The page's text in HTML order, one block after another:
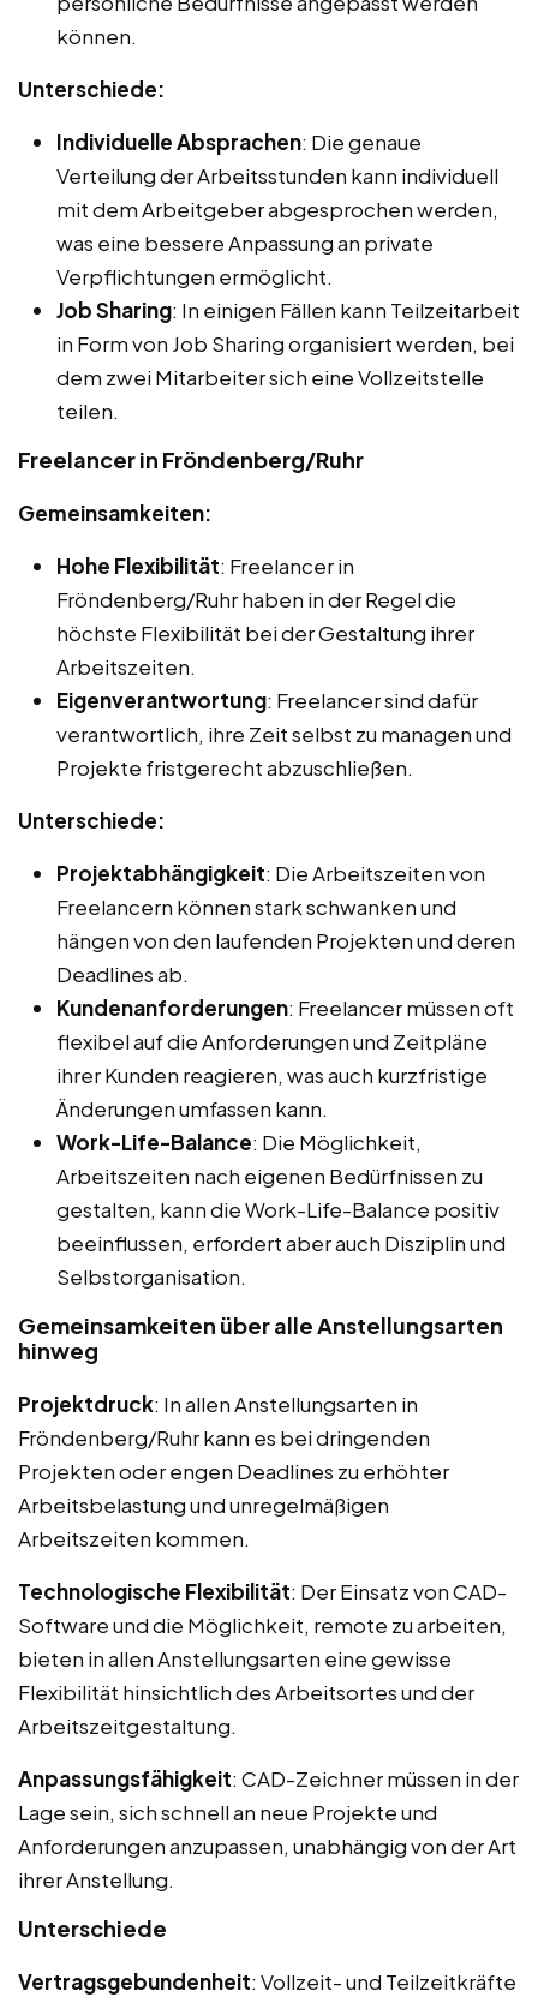
können.
Unterschiede:
Individuelle Absprachen: Die genaue
Verteilung der Arbeitsstunden kann individuell
mit dem Arbeitgeber abgesprochen werden,
was eine bessere Anpassung an private
Verpflichtungen ermöglicht.
Job Sharing: In einigen Fällen kann Teilzeitarbeit
in Form von Job Sharing organisiert werden, bei
dem zwei Mitarbeiter sich eine Vollzeitstelle
teilen.
Freelancer in Fröndenberg/Ruhr
Gemeinsamkeiten:
Hohe Flexibilität: Freelancer in
Fröndenberg/Ruhr haben in der Regel die
höchste Flexibilität bei der Gestaltung ihrer
Arbeitszeiten.
Eigenverantwortung: Freelancer sind dafür
verantwortlich, ihre Zeit selbst zu managen und
Projekte fristgerecht abzuschließen.
Unterschiede:
Projektabhängigkeit: Die Arbeitszeiten von
Freelancern können stark schwanken und
hängen von den laufenden Projekten und deren
Deadlines ab.
Kundenanforderungen: Freelancer müssen oft
flexibel auf die Anforderungen und Zeitpläne
ihrer Kunden reagieren, was auch kurzfristige
Änderungen umfassen kann.
Work-Life-Balance: Die Möglichkeit,
Arbeitszeiten nach eigenen Bedürfnissen zu
gestalten, kann die Work-Life-Balance positiv
beeinflussen, erfordert aber auch Disziplin und
Selbstorganisation.
Gemeinsamkeiten über alle Anstellungsarten
hinweg
Projektdruck: In allen Anstellungsarten in
Fröndenberg/Ruhr kann es bei dringenden
Projekten oder engen Deadlines zu erhöhter
Arbeitsbelastung und unregelmäßigen
Arbeitszeiten kommen.
Technologische Flexibilität: Der Einsatz von CAD-
Software und die Möglichkeit, remote zu arbeiten,
bieten in allen Anstellungsarten eine gewisse
Flexibilität hinsichtlich des Arbeitsortes und der
Arbeitszeitgestaltung.
Anpassungsfähigkeit: CAD-Zeichner müssen in der
Lage sein, sich schnell an neue Projekte und
Anforderungen anzupassen, unabhängig von der Art
ihrer Anstellung.
Unterschiede
Vertragsgebundenheit: Vollzeit- und Teilzeitkräfte